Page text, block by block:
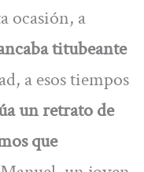
ocasión, a
titubeante
a esos tiempos
un retrato de
que